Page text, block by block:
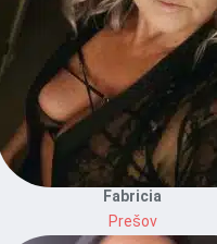
Fabricia
Prešov